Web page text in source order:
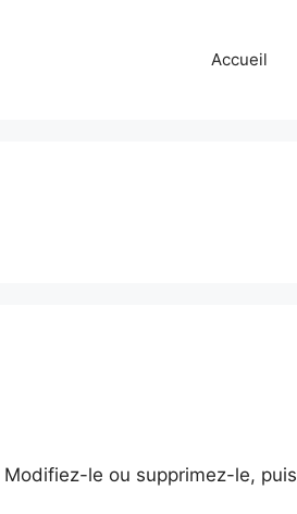
Accueil
le ou supprimez-le, puis